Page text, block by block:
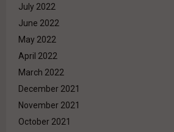
July 2022
June 2022
May 2022
April 2022
March 2022
December 2021
November 2021
October 2021